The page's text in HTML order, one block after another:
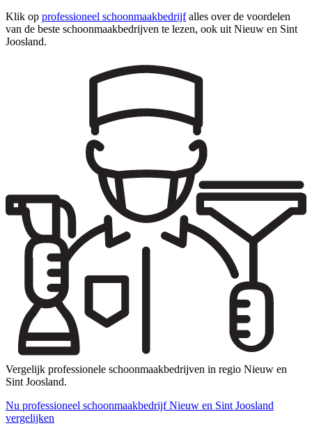
Klik op professioneel schoonmaakbedrijfalles over de voordelen
van de beste schoonmaakbedrijven te lezen, ook uit Nieuw en Sint
Joosland.
Vergelijk professionele schoonmaakbedrijven in regio Nieuw en
Sint Joosland.
Nu professioneel schoonmaakbedrijf Nieuw en Sint Joosland
vergelijken